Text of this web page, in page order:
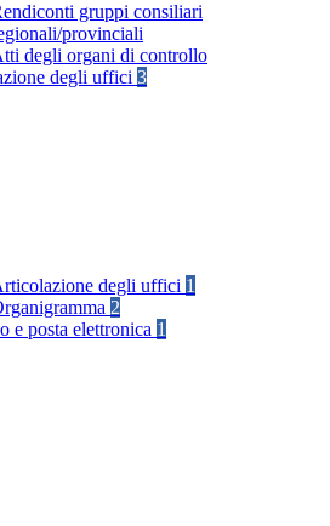
gruppi consiliari
provinciali
degli organi di controllo
degli uffici 3
degli uffici 1
2
e posta elettronica 1